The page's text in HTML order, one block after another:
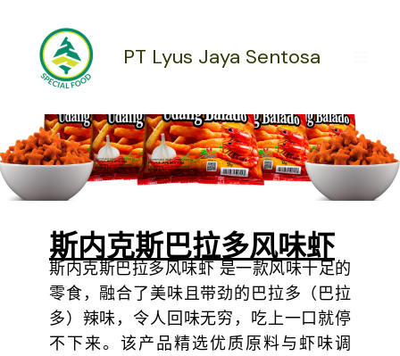
PT Lyus Jaya Sentosa
斯内克斯巴拉多风味虾
斯内克斯巴拉多风味虾 是一款风味十足的
零食，融合了美味且带劲的巴拉多（巴拉
多）辣味，令人回味无穷，吃上一口就停
不下来。该产品精选优质原料与虾味调